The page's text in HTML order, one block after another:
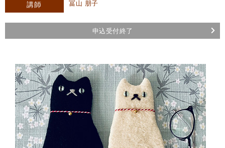
講師 冨山 朋子
申込受付終了